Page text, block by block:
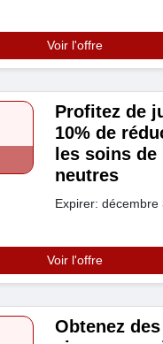
Voir l'offre
Profitez de
10% de
les soins de
neutres
Expirer: décembre
Voir l'offre
Obtenez